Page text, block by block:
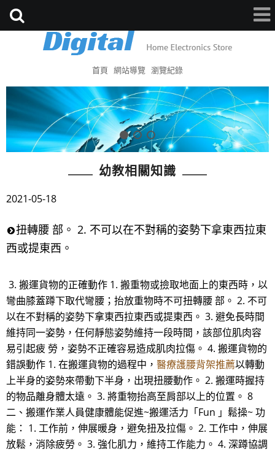
首頁 網站導覽 瀏覽紀錄
幼教相關知識
2021-05-18
扭轉腰 部。 2. 不可以在不對稱的姿勢下拿東西拉東
西或提東西。
3. 搬運貨物的正確動作 1. 搬重物或撿取地面上的東西時，以
彎曲膝蓋蹲下取代彎腰；抬放重物時不可扭轉腰 部。 2. 不可
以在不對稱的姿勢下拿東西拉東西或提東西。 3. 避免長時間
維持同一姿勢，任何靜態姿勢維持一段時間，該部位肌肉容
易引起疲 勞，姿勢不正確容易造成肌肉拉傷。 4. 搬運貨物的
錯誤動作 1. 在搬運貨物的過程中， 醫療護腰背架推薦以轉動
上半身的姿勢來帶動下半身，出現扭腰動作。 2. 搬運時握持
的物品離身體太遠。 3. 將重物抬高至肩部以上的位置。 8
二、搬運作業人員健康體能促進~搬運活力「Fun 」鬆操~ 功
能： 1. 工作前，伸展暖身，避免扭及拉傷。 2. 工作中，伸展
放鬆，消除疲勞。 3. 強化肌力，維持工作能力。 4. 深蹲協調